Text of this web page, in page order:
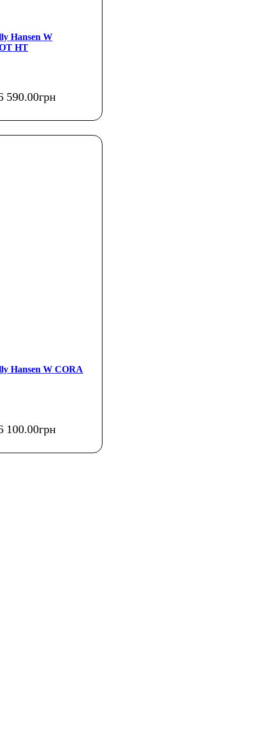
Hansen W
HT
590.00грн
Hansen W CORA
100.00грн